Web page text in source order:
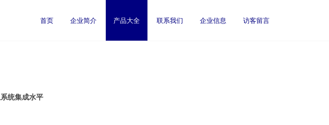
首页 企业简介 产品大全 联系我们 企业信息 访客留言
统集成水平